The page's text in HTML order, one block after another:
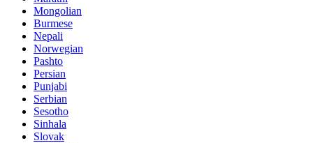
Mongolian
Burmese
Nepali
Norwegian
Pashto
Persian
Punjabi
Serbian
Sesotho
Sinhala
Slovak